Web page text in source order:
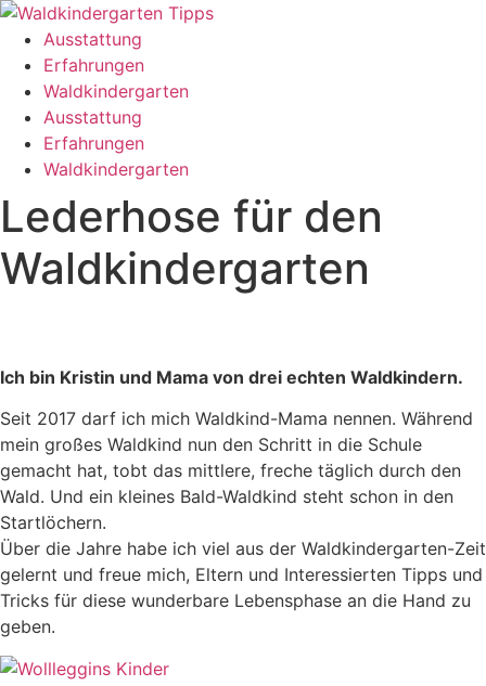
Skip
content
Ausstattung
Erfahrungen
Waldkindergarten
Ausstattung
Erfahrungen
Waldkindergarten
Lederhose für den
Waldkindergarten
Ich bin Kristin und Mama von drei echten Waldkindern.
Seit 2017 darf ich mich Waldkind-Mama nennen. Während
mein großes Waldkind nun den Schritt in die Schule
gemacht hat, tobt das mittlere, freche täglich durch den
Wald. Und ein kleines Bald-Waldkind steht schon in den
Startlöchern.
Über die Jahre habe ich viel aus der Waldkindergarten-Zeit
gelernt und freue mich, Eltern und Interessierten Tipps und
Tricks für diese wunderbare Lebensphase an die Hand zu
geben.